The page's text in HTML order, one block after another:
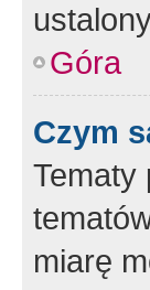
Góra
Czym
Tematy
miarę